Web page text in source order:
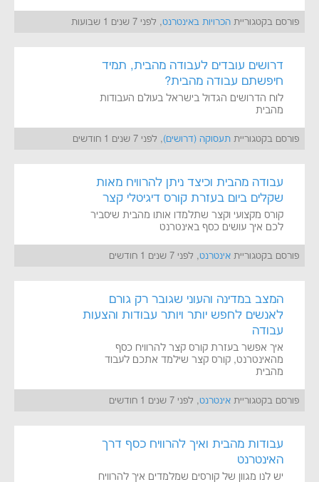
פורסם בקטגוריית הכרויות באינטרנט, לפני 7 שנים 1 שבועות
דרושים עובדים לעבודה מהבית, תמיד
חיפשתם עבודה מהבית?
לוח הדרושים הגדול בישראל בעולם העבודות
מהבית
פורסם בקטגוריית תעסוקה (דרושים), לפני 7 שנים 1 חודשים
עבודה מהבית וכיצד ניתן להרוויח מאות
שקלים ביום בעזרת קורס דיגיטלי קצר
קורס מקצועי וקצר שתלמדו אותו מהבית שיסביר
לכם איך עושים כסף באינטרנט
פורסם בקטגוריית אינטרנט, לפני 7 שנים 1 חודשים
המצב במדינה והעוני שגובר רק גורם
לאנשים לחפש יותר ויותר עבודות והצעות
עבודה
איך אפשר בעזרת קורס קצר להרוויח כסף
מהאינטרנט, קורס קצר שילמד אתכם לעבוד
מהבית
פורסם בקטגוריית אינטרנט, לפני 7 שנים 1 חודשים
עבודות מהבית ואיך להרוויח כסף דרך
האינטרנט
יש לנו מגוון של קורסים שמלמדים איך להרוויח